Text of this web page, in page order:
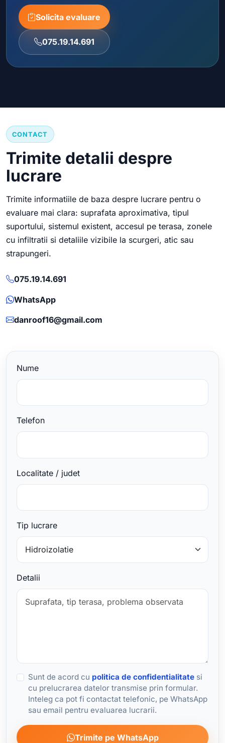
Solicita evaluare
075.19.14.691
CONTACT
Trimite detalii despre
lucrare
Trimite informatiile de baza despre lucrare pentru o
evaluare mai clara: suprafata aproximativa, tipul
suportului, sistemul existent, accesul pe terasa, zonele
cu infiltratii si detaliile vizibile la scurgeri, atic sau
strapungeri.
075.19.14.691
WhatsApp
danroof16@gmail.com
Nume
Telefon
Localitate / judet
Tip lucrare
Detalii
Sunt de acord cu politica de confidentialitatesi
cu prelucrarea datelor transmise prin formular.
Inteleg ca pot fi contactat telefonic, pe WhatsApp
sau email pentru evaluarea lucrarii.
Trimite pe WhatsApp